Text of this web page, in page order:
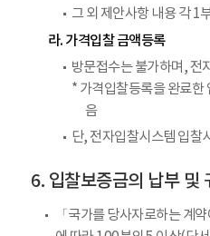
그 외 제안사항 내용 각 1
라. 가격입찰 금액등록
방문접수는 불가하며, 전
* 가격입찰등록을 완료한
음
단, 전자입찰시스템 입찰
입찰보증금의 납부 및
「국가를 당사자로하는 계